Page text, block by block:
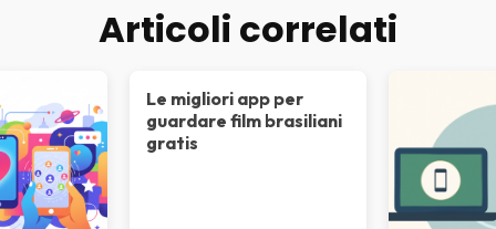
Articoli correlati
Le migliori app per
guardare film brasiliani
gratis